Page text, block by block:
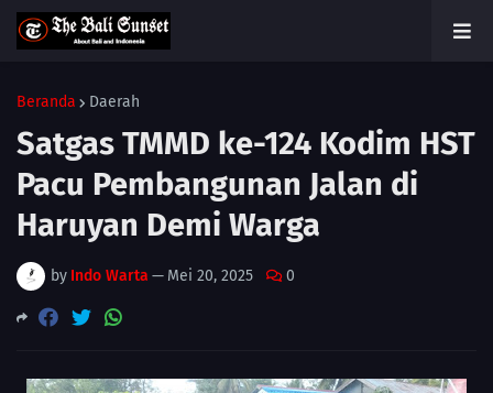
Beranda Daerah
Satgas TMMD ke-124 Kodim HST
Pacu Pembangunan Jalan di
Haruyan Demi Warga
by Indo Warta — Mei 20, 2025 0